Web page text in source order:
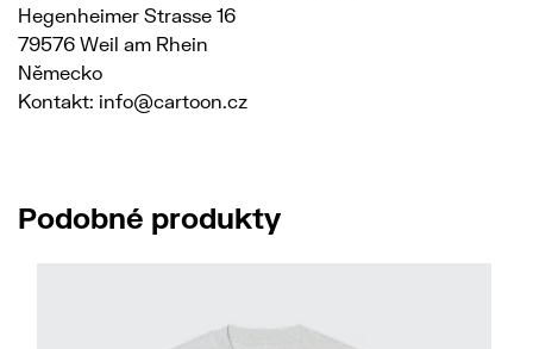
Hegenheimer Strasse 16
79576 Weil am Rhein
Německo
Kontakt: info@cartoon.cz
Podobné produkty